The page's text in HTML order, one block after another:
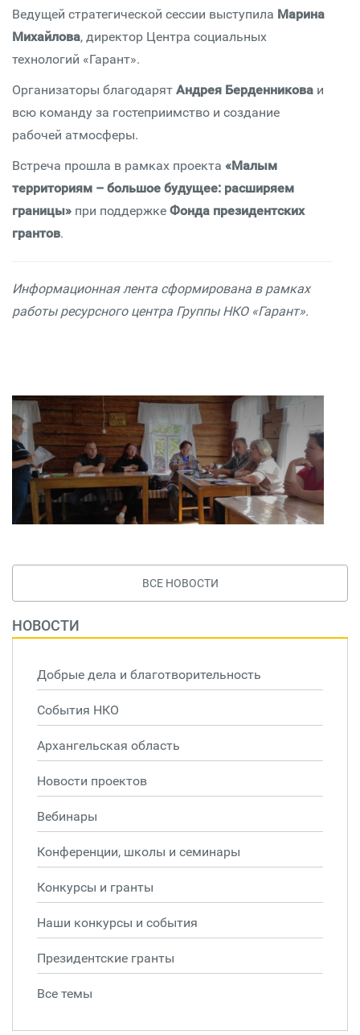
Ведущей стратегической сессии выступила Марина
Михайлова, директор Центра социальных
технологий «Гарант».
Организаторы благодарят Андрея Берденникова и
всю команду за гостеприимство и создание
рабочей атмосферы.
Встреча прошла в рамках проекта «Малым
территориям – большое будущее: расширяем
границы» при поддержке Фонда президентских
грантов.
Информационная лента сформирована в рамках
работы ресурсного центра Группы НКО «Гарант».
ВСЕ НОВОСТИ
НОВОСТИ
Добрые дела и благотворительность
События НКО
Архангельская область
Новости проектов
Вебинары
Конференции, школы и семинары
Конкурсы и гранты
Наши конкурсы и события
Президентские гранты
Все темы